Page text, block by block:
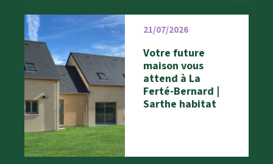
21/07/2026
Votre future
maison vous
attend à La
Ferté-Bernard |
Sarthe habitat